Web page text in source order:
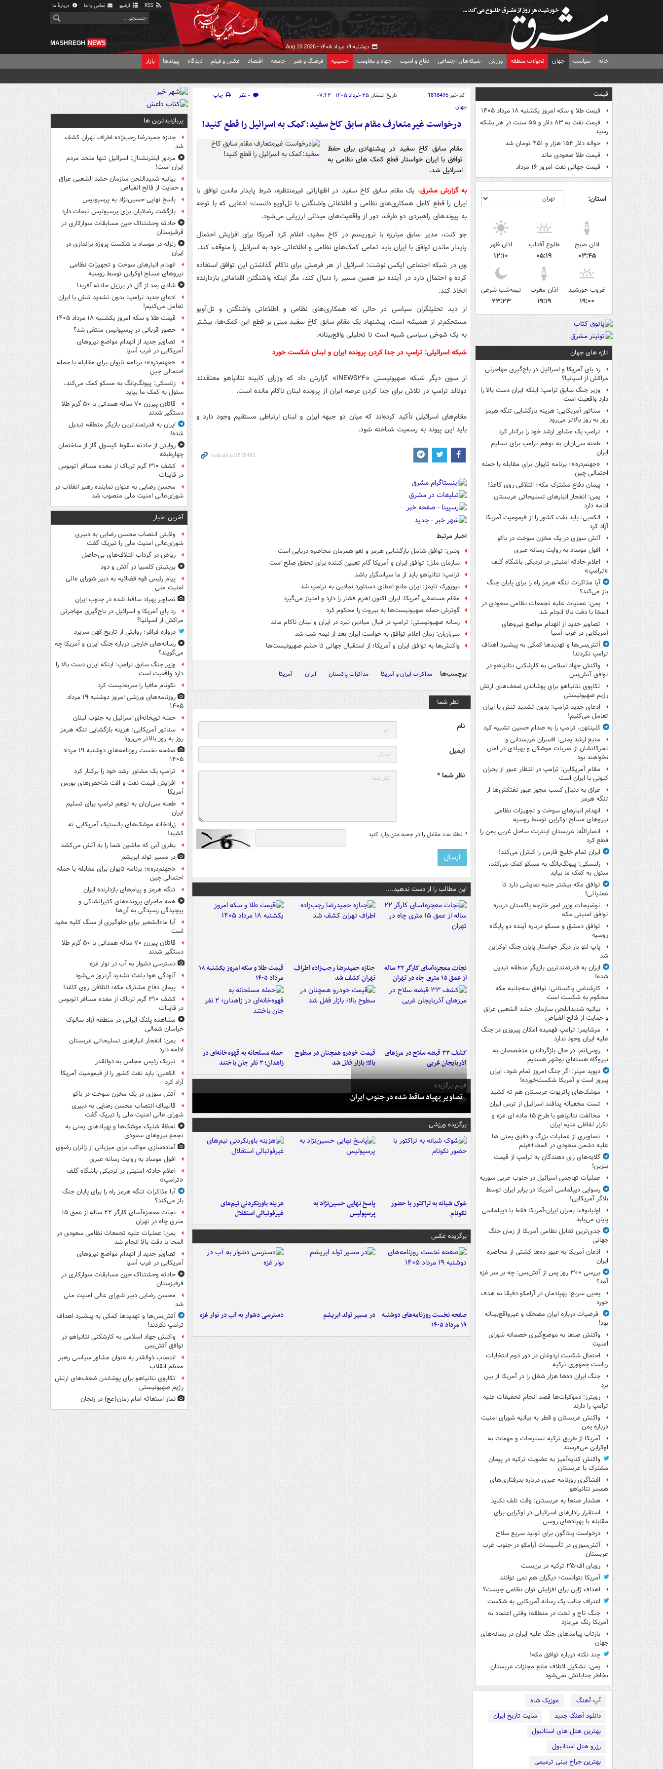
آرشیو تماس با ما دربارهٔ ما
دوشنبه ۱۹ مرداد ۱۴۰۵ - Aug 10 2026
MASHREGH NEWS
خانه سیاست جهان تحولات منطقه ورزش شبکه‌های اجتماعی دفاع و امنیت جهاد و مقاومت حسینیه فرهنگ و هنر جامعه اقتصاد عکس و فیلم دیدگاه پیوندها بازار
قیمت
قیمت طلا و سکه امروز یکشنبه ۱۸ مرداد ۱۴۰۵
قیمت نفت به ۸۳ دلار و ۵۵ سنت در هر بشکه
رسید
حواله دلار ۱۵۴ هزار و ۴۵۱ تومان شد
قیمت طلا صعودی ماند
قیمت جهانی نفت امروز ۱۶ مرداد
استان:
اذان صبح
۰۳:۴۵
طلوع آفتاب
۰۵:۱۹
اذان ظهر
۱۲:۱۰
غروب خورشید
۱۹:۰۰
اذان مغرب
۱۹:۱۹
نیمه‌شب شرعی
۲۳:۲۳
تازه های جهان
رد پای آمریکا و اسرائیل در باج‌گیری مهاجرتی
مراکش از اسپانیا؟
وزیر جنگ سابق ترامپ: اینکه ایران دست بالا را
دارد واقعیت است
سناتور آمریکایی: هزینه بازگشایی تنگه هرمز
روز به روز بالاتر می‌رود
ترامپ یک مشاور ارشد خود را برکنار کرد
طعنه سی‌ان‌ان به توهم ترامپ برای تسلیم
ایران
«جهنم‌دره»؛ برنامه تایوان برای مقابله با حمله
احتمالی چین
پیمان دفاع مشترک مکه؛ ائتلافی روی کاغذ!
یمن: انفجار انبارهای تسلیحاتی عربستان
ادامه دارد
الکعبی: باید نفت کشور را از قیمومیت آمریکا
آزاد کرد
آتش سوزی در یک مخزن سوخت در باکو
افول موساد به روایت رسانه عبری
اعلام حادثه امنیتی در نزدیکی باشگاه گلف
«ترامپ»
آیا مذاکرات تنگه هرمز راه را برای پایان جنگ
باز می‌کند؟
یمن: عملیات علیه تجمعات نظامی سعودی در
المخا با دقت بالا انجام شد
تصاویر جدید از انهدام مواضع نیروهای
آمریکایی در غرب آسیا
آتش‌بس‌ها و تهدیدها کمکی به پیشبرد اهداف
ترامپ نکردند!
واکنش جهاد اسلامی به کارشکنی نتانیاهو در
توافق آتش‌بس
تکاپوی نتانیاهو برای پوشاندن ضعف‌های ارتش
رژیم صهیونیستی
ادعای جدید ترامپ: بدون تشدید تنش با ایران
تعامل می‌کنیم!
کلینتون، ترامپ را به صدام حسین تشبیه کرد
منبع ارشد یمنی: افسران عربستانی و
تحرکاتشان از ضربات موشکی و پهپادی در امان
نخواهند بود
مقام آمریکایی: ترامپ در انتظار عبور از بحران
کنونی با ایران است
عراق به دنبال کسب مجوز عبور نفتکش‌ها از
تنگه هرمز
انهدام انبارهای سوخت و تجهیزات نظامی
نیروهای مسلح اوکراین توسط روسیه
انصارالله: عربستان اینترنت ساحل غربی یمن را
قطع کرد
ایران تمام خلیج فارس را کنترل می‌کند!
زلنسکی: پیونگ‌یانگ به مسکو کمک می‌کند،
سئول به کمک ما بیاید
توافق مکه بیشتر جنبه نمایشی دارد تا
عملیاتی!
توضیحات وزیر امور خارجه پاکستان درباره
توافق امنیتی مکه
توافق دمشق و مسکو درباره آینده دو پایگاه
روسیه
پاپ لئو بار دیگر خواستار پایان جنگ اوکراین
شد
ایران به قدرتمندترین بازیگرِ منطقه تبدیل
شده!
کارشناس پاکستانی: توافق سه‌جانبه مکه
محکوم به شکست است
بیانیه شدیداللحن سازمان حشد الشعبی عراق
و حمایت از فالح الفیاض
مرشایمر: ترامپ فهمیده امکان پیروزی در جنگ
علیه ایران وجود ندارد
روس‌اتم: در حال بازگرداندن متخصصان به
نیروگاه هسته‌ای بوشهر هستیم
دیوید میلر: اگر جنگ امروز تمام شود، ایران
پیروز است و آمریکا شکست‌خورده!
موشک‌های پاتریوت عربستان هم ته‌ کشید
تست مخفیانه پدافند اسرائیل از ترس ایران
مخالفت نتانیاهو با طرح ۱۵ ماده ای غزه و
تکرار لفاظی علیه ایران
تصاویری از عملیات بزرگ و دقیق یمنی ها
علیه دشمن سعودی در المخا+فیلم
گلایه‌های رای دهندگان به ترامپ از قیمت
بنزین!
عملیات تهاجمی اسرائیل در جنوب غربی سوریه
رسوایی دیپلماسی آمریکا در برابر ایران توسط
بلاگر آمریکایی!
اولیانوف: بحران ایران-آمریکا فقط با دیپلماسی
پایان می‌یابد
جدی‌ترین تقابل نظامی آمریکا از زمان جنگ
جهانی
اذعان آمریکا به عبور ده‌ها کشتی از محاصره
ایران
بررسی ۳۰۰ روز پس از آتش‌بس: چه بر سر غزه
آمد؟
یحیی سریع: پهپادمان در آرامکو دقیقا به هدف
خورد
فرضیات درباره ایران مضحک و غیرواقع‌بینانه
بود!
واکنش صنعا به موضع‌گیری خصمانه شورای
امنیت
احتمال شکست اردوغان در دور دوم انتخابات
ریاست جمهوری ترکیه
جنگ ایران ده‌ها هزار شغل را در آمریکا از بین
برد
رویترز: دموکرات‌ها قصد انجام تحقیقات علیه
ترامپ را دارند
واکنش عربستان و قطر به بیانیه شورای امنیت
درباره یمن
آمریکا از طریق ترکیه تسلیحات و مهمات به
اوکراین می‌فرستد
واکنش کنایه‌آمیز به عضویت ترکیه در پیمان
مشترک با عربستان
افشاگری روزنامه عبری درباره بدرفتاری‌های
همسر نتانیاهو
هشدار صنعا به عربستان: وقت تلف نکنید
استقرار رادارهای اسرائیلی در اوکراین برای
مقابله با پهپادهای روسی
درخواست پنتاگون برای تولید سریع سلاح
آتش‌سوزی در تأسیسات آرامکو در جنوب غرب
عربستان
رویای اف-۳۵ ترکیه در بن‌بست
آمریکا نتوانست؛ دیگران هم نمی توانند
اهداف ژاپن برای افزایش توان نظامی چیست؟
اعتراف جالب یک رسانه آمریکایی به شکست
جنگ تاج و تخت در منطقه؛ وقتی اعتماد به
آمریکا رنگ می‌بازد
بازتاب پیامدهای جنگ علیه ایران در رسانه‌های
جهان
چند نکته درباره توافق مکه!
یمن: تشکیل ائتلاف مانع مجازات عربستان
بخاطر جنایاتش نمی‌شود
آپ آهنگ
موزیک شاه
دانلود آهنگ جدید
سایت تاریخ ایران
بهترین هتل های استانبول
رزرو هتل استانبول
بهترین جراح بینی ترمیمی
کد خبر1818495 تاریخ انتشار: ۲۵ خرداد ۱۴۰۵ - ۰۷:۴۲ ۰ نظر
چاپ
جهان
درخواست غیرمتعارف مقام سابق کاخ سفید:کمک به اسرائیل را قطع کنید!
مقام سابق کاخ سفید در پیشنهادی برای حفظ
توافق با ایران خواستار قطع کمک های نظامی به
اسرائیل شد.
به گزارش مشرق، یک مقام سابق کاخ سفید در اظهاراتی غیرمنتظره، شرط پایدار ماندن توافق با
ایران را قطع کامل همکاری‌های نظامی و اطلاعاتی واشنگتن با تل‌آویو دانست؛ ادعایی که با توجه
به پیوندهای راهبردی دو طرف، دور از واقعیت‌های میدانی ارزیابی می‌شود.
جو کنت، مدیر سابق مبارزه با تروریسم در کاخ سفید، اعلام کرد آمریکا برای افزایش احتمال
پایدار ماندن توافق با ایران باید تمامی کمک‌های نظامی و اطلاعاتی خود به اسرائیل را متوقف کند.
وی در شبکه اجتماعی ایکس نوشت: اسرائیل از هر فرصتی برای ناکام گذاشتن این توافق استفاده
کرده و احتمال دارد در آینده نیز همین مسیر را دنبال کند، مگر اینکه واشنگتن اقداماتی بازدارنده
اتخاذ کند.
از دید تحلیلگران سیاسی در حالی که همکاری‌های نظامی و اطلاعاتی واشنگتن و تل‌آویو
مستحکم‌تر از همیشه است، پیشنهاد یک مقام سابق کاخ سفید مبنی بر قطع این کمک‌ها، بیشتر
به یک شوخی سیاسی شبیه است تا تحلیلی واقع‌بینانه.
شبکه اسرائیلی: ترامپ در جدا کردن پرونده ایران و لبنان شکست خورد
از سوی دیگر شبکه صهیونیستی «INEWS۲۴» گزارش داد که وزرای کابینه نتانیاهو معتقدند
دونالد ترامپ در تلاش برای جدا کردن عرصه ایران از پرونده لبنان ناکام مانده است.
مقام‌های اسرائیلی تأکید کرده‌اند که میان دو جبهه ایران و لبنان ارتباطی مستقیم وجود دارد و
باید این پیوند به رسمیت شناخته شود.
اخبار مرتبط
ونس: توافق شامل بازگشایی هرمز و لغو همزمان محاصره دریایی است
سازمان ملل: توافق ایران و آمریکا گام تعیین کننده برای تحقق صلح است
ترامپ: نتانیاهو باید از ما سپاسگزار باشد
نیویورک تایمز: ایران مانع اعطای دستاورد نمادین به ترامپ شد
مقام مستعفی آمریکا: ایران اکنون اهرم فشار را دارد و امتیاز می‌گیرد
گوترش حمله صهیونیست‌ها به بیروت را محکوم کرد
رسانه صهیونیستی: ترامپ در قبال میادین نبرد در ایران و لبنان ناکام ماند
سی‌ان‌ان: زمان اعلام توافق به خواست ایران بعد از نیمه شب شد
واکنش‌ها به توافق ایران و آمریکا؛ از استقبال جهانی تا خشم صهیونیست‌ها
برچسب‌ها مذاکرات ایران و آمریکا مذاکرات پاکستان ایران آمریکا
نظر شما
نام
ایمیل
نظر شما *
* لطفا عدد مقابل را در جعبه متن وارد کنید
این مطالب را از دست ندهید....
نجات معجزه‌آسای کارگر ۲۲ ساله
از عمق ۱۵ متری چاه در تهران
جنازه حمیدرضا رجب‌زاده اطراف
تهران کشف شد
قیمت طلا و سکه امروز یکشنبه ۱۸
مرداد ۱۴۰۵
کشف ۳۳ قبضه سلاح در مرزهای
آذربایجان غربی
قیمت خودرو همچنان در سطوح
بالا؛ بازار قفل شد
حمله مسلحانه به قهوه‌خانه‌ای در
زاهدان؛ ۲ نفر جان باختند
فیلم برگزیده
تصاویر پهپاد ساقط شده در جنوب ایران
برگزیده ورزشی
شوک شبانه به تراکتور با حضور
نکونام
پاسخ نهایی حسین‌نژاد به
پرسپولیس
هزینه باورنکردنی تیم‌های
غیرفوتبالی استقلال
برگزیده عکس
صفحه نخست روزنامه‌های دوشنبه
۱۹ مرداد ۱۴۰۵
در مسیر تولد ابریشم دسترسی دشوار به آب در نوار غزه
پربازدیدترین ها
جنازه حمیدرضا رجب‌زاده اطراف تهران کشف
شد
مزدور اینترنشنال: اسرائیل تنها متحد مردم
ایران است!
بیانیه شدیداللحن سازمان حشد الشعبی عراق
و حمایت از فالح الفیاض
پاسخ نهایی حسین‌نژاد به پرسپولیس
بازگشت رضائیان برای پرسپولیس تبعات دارد
حادثه وحشتناک حین مسابقات سوارکاری در
قرقیزستان
زلزله در موساد با شکست پروژه براندازی در
ایران
انهدام انبارهای سوخت و تجهیزات نظامی
نیروهای مسلح اوکراین توسط روسیه
شادی بعد از گل در برزیل حادثه آفرید!
ادعای جدید ترامپ: بدون تشدید تنش با ایران
تعامل می‌کنیم!
قیمت طلا و سکه امروز یکشنبه ۱۸ مرداد ۱۴۰۵
حضور قربانی در پرسپولیس منتفی شد؟
تصاویر جدید از انهدام مواضع نیروهای
آمریکایی در غرب آسیا
«جهنم‌دره»؛ برنامه تایوان برای مقابله با حمله
احتمالی چین
زلنسکی: پیونگ‌یانگ به مسکو کمک می‌کند،
سئول به کمک ما بیاید
قاتلان پیرزن ۷۰ ساله همدانی با ۵۰ گرم طلا
دستگیر شدند
ایران به قدرتمندترین بازیگرِ منطقه تبدیل
شده!
روایتی از حادثه سقوط کپسول گاز از ساختمان
چهارطبقه
کشف ۳۱۰ گرم تریاک از معده مسافر اتوبوس
در قاینات
محسن رضایی به عنوان نماینده رهبر انقلاب در
شورای‌عالی امنیت ملی منصوب شد
آخرین اخبار
ولایتی انتصاب محسن رضایی به دبیری
شورای‌عالی امنیت ملی را تبریک گفت
ریاض در گرداب ائتلاف‌های بی‌حاصل
بریتیش کلمبیا در آتش و دود
پیام رئیس قوه قضائیه به دبیر شورای عالی
امنیت ملی
تصاویر پهپاد ساقط شده در جنوب ایران
رد پای آمریکا و اسرائیل در باج‌گیری مهاجرتی
مراکش از اسپانیا؟
دروازه فرافر؛ روایتی از تاریخ کهن سریزد
رسانه‌های خارجی درباره جنگ ایران و آمریکا چه
می‌گویند؟
وزیر جنگ سابق ترامپ: اینکه ایران دست بالا را
دارد واقعیت است
نکونام مافیا را سربه‌نیست کرد
روزنامه‌های ورزشی امروز دوشنبه ۱۹ مرداد
۱۴۰۵
حمله توپخانه‌ای اسرائیل به جنوب لبنان
سناتور آمریکایی: هزینه بازگشایی تنگه هرمز
روز به روز بالاتر می‌رود
صفحه نخست روزنامه‌های دوشنبه ۱۹ مرداد
۱۴۰۵
ترامپ یک مشاور ارشد خود را برکنار کرد
افزایش قیمت نفت و افت شاخص‌های بورس
آمریکا
طعنه سی‌ان‌ان به توهم ترامپ برای تسلیم
ایران
زرادخانه موشک‌های بالستیک آمریکایی ته
کشید!
بطری آبی که ماشین شما را به آتش می‌کشد
در مسیر تولد ابریشم
«جهنم‌دره»؛ برنامه تایوان برای مقابله با حمله
احتمالی چین
تنگه هرمز و پیام‌های بازدارنده ایران
همه ماجرای پرونده‌های کثیرالشاکی و
پیچیدگی رسیدگی به آن‌ها
آیا ماءالشعیر برای جلوگیری از سنگ کلیه مفید
است
قاتلان پیرزن ۷۰ ساله همدانی با ۵۰ گرم طلا
دستگیر شدند
دسترسی دشوار به آب در نوار غزه
آلودگی هوا باعث تشدید آرتروز می‌شود
پیمان دفاع مشترک مکه؛ ائتلافی روی کاغذ!
کشف ۳۱۰ گرم تریاک از معده مسافر اتوبوس
در قاینات
مشاهده پلنگ ایرانی در منطقه آزاد سالوک
خراسان شمالی
یمن: انفجار انبارهای تسلیحاتی عربستان
ادامه دارد
تبریک رئیس مجلس به ذوالقدر
الکعبی: باید نفت کشور را از قیمومیت آمریکا
آزاد کرد
آتش سوزی در یک مخزن سوخت در باکو
قالیباف انتصاب محسن رضایی به دبیری
شورای عالی امنیت ملی را تبریک گفت
لحظۀ شلیک موشک‌ها و پهپادهای یمنی به
تجمع نیروهای سعودی
آماده‌سازی مواکب برای میزبانی از زائران رضوی
افول موساد به روایت رسانه عبری
اعلام حادثه امنیتی در نزدیکی باشگاه گلف
«ترامپ»
آیا مذاکرات تنگه هرمز راه را برای پایان جنگ
باز می‌کند؟
نجات معجزه‌آسای کارگر ۲۲ ساله از عمق ۱۵
متری چاه در تهران
یمن: عملیات علیه تجمعات نظامی سعودی در
المخا با دقت بالا انجام شد
تصاویر جدید از انهدام مواضع نیروهای
آمریکایی در غرب آسیا
حادثه وحشتناک حین مسابقات سوارکاری در
قرقیزستان
محسن رضایی دبیر شورای عالی امنیت ملی
شد
آتش‌بس‌ها و تهدیدها کمکی به پیشبرد اهداف
ترامپ نکردند!
واکنش جهاد اسلامی به کارشکنی نتانیاهو در
توافق آتش‌بس
انتصاب ذوالقدر به عنوان مشاور سیاسی رهبر
معظم انقلاب
تکاپوی نتانیاهو برای پوشاندن ضعف‌های ارتش
رژیم صهیونیستی
نماز استغاثه امام زمان(عج) در زنجان